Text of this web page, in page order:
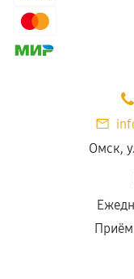
Омск,
Приём